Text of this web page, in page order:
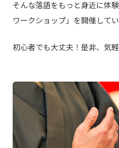
そんな落語をもっと身近に体
ワークショップ」を開催してい
初心者でも大丈夫！是非、気